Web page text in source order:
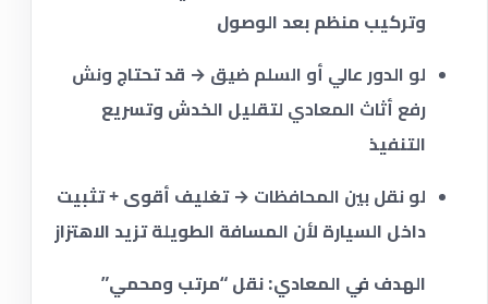
وتركيب منظم بعد الوصول
لو الدور عالي أو السلم ضيق → قد تحتاج ونش
رفع أثاث المعادي لتقليل الخدش وتسريع
التنفيذ
لو نقل بين المحافظات → تغليف أقوى + تثبيت
داخل السيارة لأن المسافة الطويلة تزيد الاهتزاز
الهدف في المعادي: نقل “مرتب ومحمي”